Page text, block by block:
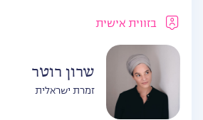
בזווית אישית
שרון רוטר
זמרת ישראלית